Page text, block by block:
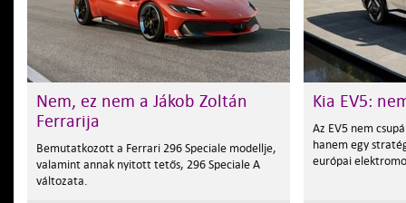
Nem, ez nem a Jákob Zoltán
Ferrarija
Bemutatkozott a Ferrari 296 Speciale modellje,
valamint annak nyitott tetős, 296 Speciale A
változata.
Kia EV5:
Az EV5 nem
hanem egy
európai